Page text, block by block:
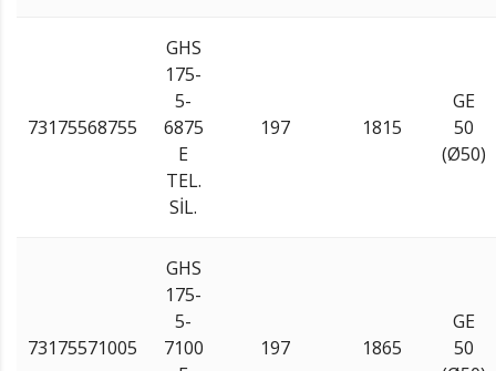
73175568755
GHS
175-
5-
6875
E
TEL.
SİL.
197 1815
GE
50
(Ø50)
73175571005
GHS
175-
5-
7100
197 1865
GE
50